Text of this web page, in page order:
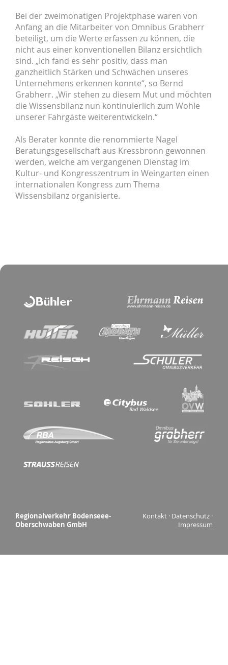
Bei der zweimonatigen Projektphase waren von
Anfang an die Mitarbeiter von Omnibus Grabherr
beteiligt, um die Werte erfassen zu können, die
nicht aus einer konventionellen Bilanz ersichtlich
sind. „Ich fand es sehr positiv, dass man
ganzheitlich Stärken und Schwächen unseres
Unternehmens erkennen konnte“, so Bernd
Grabherr. „Wir stehen zu diesem Mut und möchten
die Wissensbilanz nun kontinuierlich zum Wohle
unserer Fahrgäste weiterentwickeln.“
Als Berater konnte die renommierte Nagel
Beratungsgesellschaft aus Kressbronn gewonnen
werden, welche am vergangenen Dienstag im
Kultur- und Kongresszentrum in Weingarten einen
internationalen Kongress zum Thema
Wissensbilanz organisierte.
Regionalverkehr Bodenseee-
Oberschwaben GmbH
Kontakt · Datenschutz ·
Impressum